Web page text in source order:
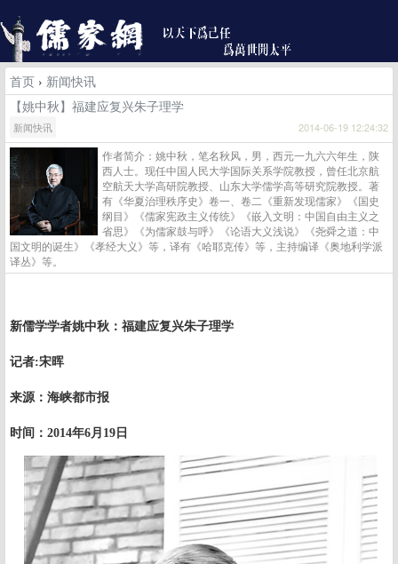
首页 › 新闻快讯
【姚中秋】福建应复兴朱子理学
新闻快讯 2014-06-19 12:24:32
作者简介：姚中秋，笔名秋风，男，西元一九六六年生，陕
西人士。现任中国人民大学国际关系学院教授，曾任北京航
空航天大学高研院教授、山东大学儒学高等研究院教授。著
有《华夏治理秩序史》卷一、卷二《重新发现儒家》《国史
纲目》《儒家宪政主义传统》《嵌入文明：中国自由主义之
省思》《为儒家鼓与呼》《论语大义浅说》《尧舜之道：中
国文明的诞生》《孝经大义》等，译有《哈耶克传》等，主持编译《奥地利学派
译丛》等。
新儒学学者姚中秋：福建应复兴朱子理学
记者:宋晖
来源：海峡都市报
时间： 2014年6月 19 日